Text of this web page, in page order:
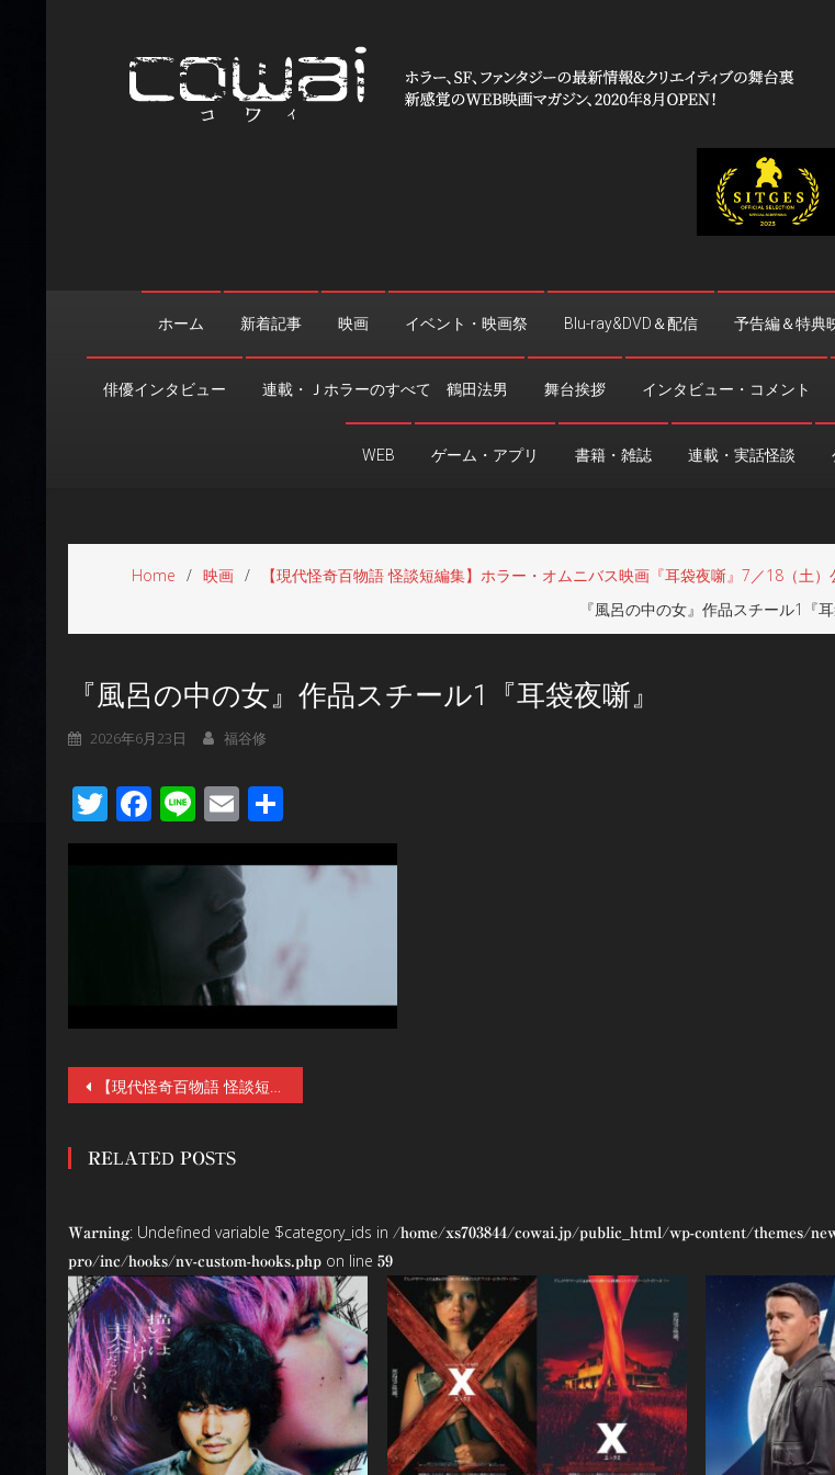
ホーム 新着記事 映画 イベント・映画祭 Blu-ray&DVD＆配信 予告編＆特典
俳優インタビュー 連載・Ｊホラーのすべて 鶴田法男 舞台挨拶 インタビュー・コメント
WEB ゲーム・アプリ 書籍・雑誌 連載・実話怪談
Home 映画
【現代怪奇百物語 怪談短編集】ホラー・オムニバス映画『耳袋夜噺』7／18（土
『風呂の中の女』作品スチール1『耳
『風呂の中の女』作品スチール1『耳袋夜噺』
2026年6月23日 福谷修
TwitterFacebook
LineEmail
有
投
ナ
ゲ
ー
シ
ョ
ン
【現代怪奇百物語 怪談短編集】ホラー・オムニバス映画『耳袋夜噺』7／18（土）公開。十人の映画監督が語る、十夜の怪談。それは《百の怪》と化す…
RELATED POSTS
Warning: Undefined variable $category_ids in /home/xs703844/cowai.jp/public_html/wp-content/themes/
pro/inc/hooks/nv-custom-hooks.php on line 59